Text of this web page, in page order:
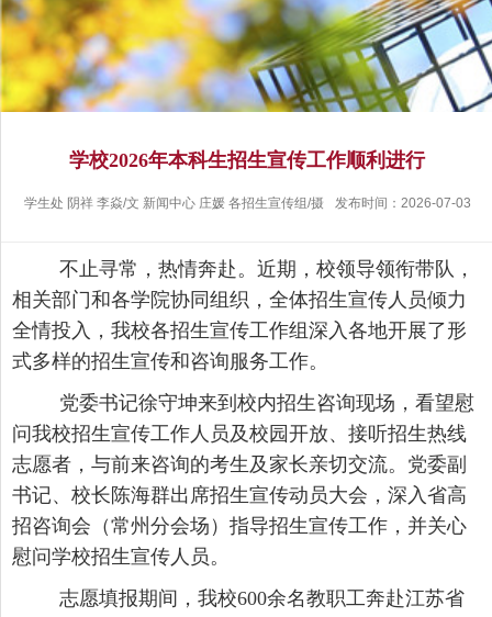
学校2026年本科生招生宣传工作顺利进行
学生处 阴祥 李焱/文 新闻中心 庄媛 各招生宣传组/摄 发布时间：2026-07-03
不止寻常，热情奔赴。近期，校领导领衔带队，
相关部门和各学院协同组织，全体招生宣传人员倾力
全情投入，我校各招生宣传工作组深入各地开展了形
式多样的招生宣传和咨询服务工作。
党委书记徐守坤来到校内招生咨询现场，看望慰
问我校招生宣传工作人员及校园开放、接听招生热线
志愿者，与前来咨询的考生及家长亲切交流。党委副
书记、校长陈海群出席招生宣传动员大会，深入省高
招咨询会（常州分会场）指导招生宣传工作，并关心
慰问学校招生宣传人员。
志愿填报期间，我校600余名教职工奔赴江苏省